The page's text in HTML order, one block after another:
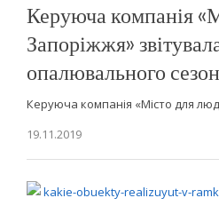
Керуюча компанія
Запоріжжя»
опалювального
Керуюча компанія «Місто для
19.11.2019